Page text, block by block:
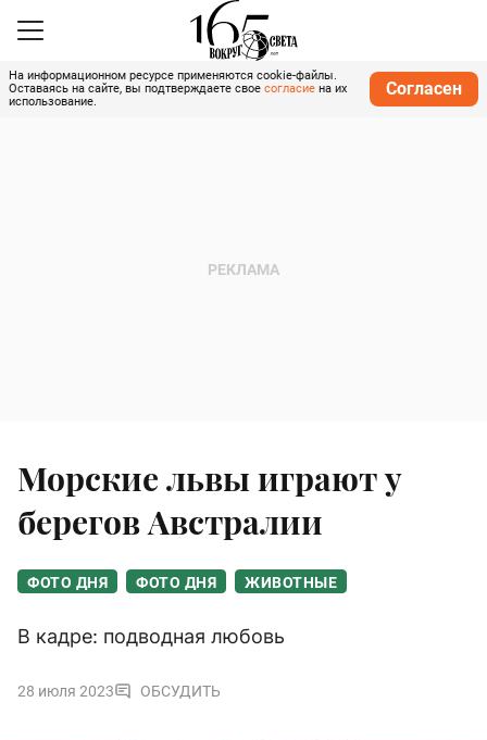
На информационном ресурсе применяются cookie-файлы.
Оставаясь на сайте, вы подтверждаете свое согласие на их
использование.
Согласен
Морские львы играют у
берегов Австралии
ФОТО ДНЯ ФОТО ДНЯ ЖИВОТНЫЕ
В кадре: подводная любовь
28 июля 2023 ОБСУДИТЬ